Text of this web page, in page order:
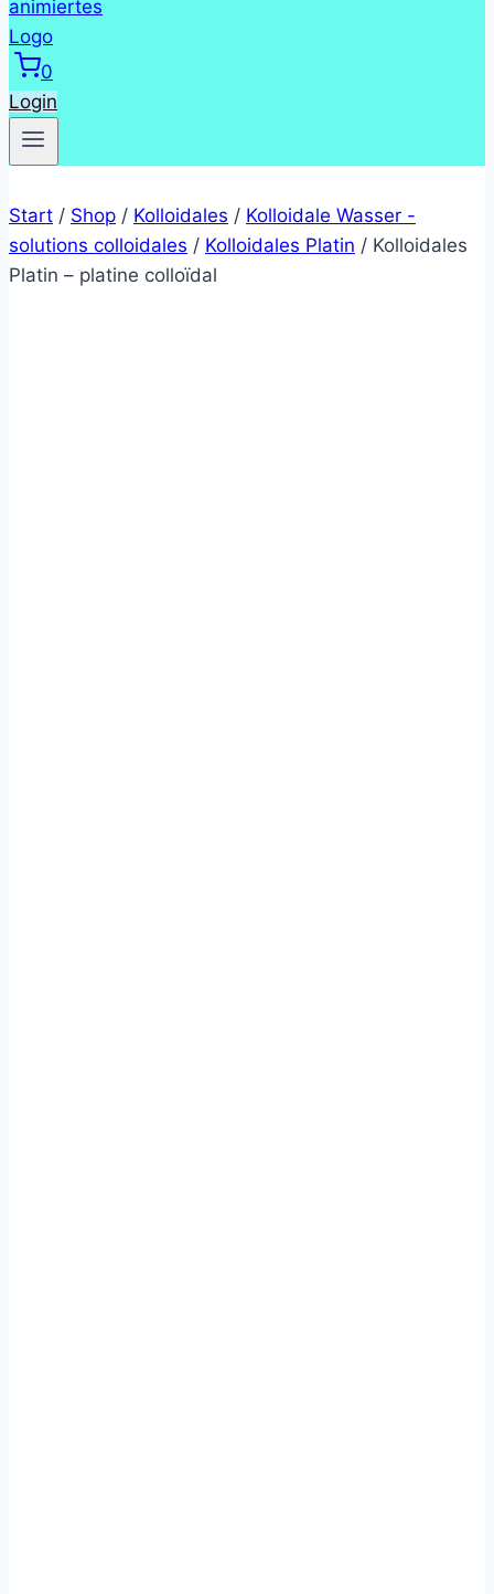
0
Login
Start / Shop / Kolloidales / Kolloidale Wasser -
solutions colloidales / Kolloidales Platin / Kolloidales
Platin – platine colloïdal